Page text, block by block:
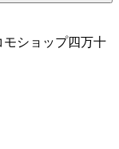
ショップ四万十